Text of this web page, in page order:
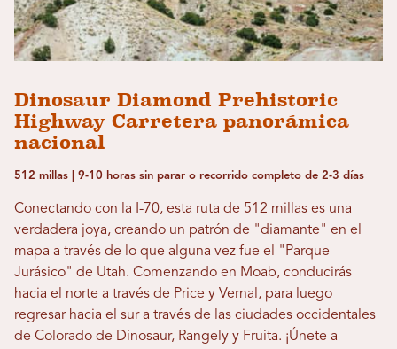
Dinosaur Diamond Prehistoric
Highway Carretera panorámica
nacional
512 millas | 9-10 horas sin parar o recorrido completo de 2-3 días
Conectando con la I-70, esta ruta de 512 millas es una
verdadera joya, creando un patrón de "diamante" en el
mapa a través de lo que alguna vez fue el "Parque
Jurásico" de Utah. Comenzando en Moab, conducirás
hacia el norte a través de Price y Vernal, para luego
regresar hacia el sur a través de las ciudades occidentales
de Colorado de Dinosaur, Rangely y Fruita. ¡Únete a